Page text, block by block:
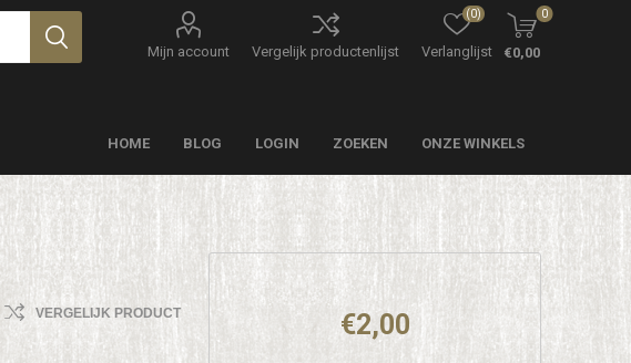
Mijn account Vergelijk productenlijst Verlanglijst
(0) 0
€0,00
HOME BLOG LOGIN ZOEKEN ONZE WINKELS
VERGELIJK PRODUCT €2,00